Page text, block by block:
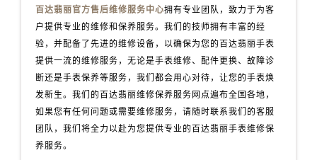
百达翡丽官方售后维修服务中心拥有专业团队，致力于为客
户提供专业的维修和保养服务。我们的技师拥有丰富的经
验，并配备了先进的维修设备，以确保为您的百达翡丽手表
提供一流的维修服务，无论是手表维修、配件更换、故障诊
断还是手表保养等服务，我们都会用心对待，让您的手表焕
发新生。我们的百达翡丽维修保养服务网点遍布全国各地，
如果您有任何问题或需要维修服务，请随时联系我们的客服
团队，我们将全力以赴为您提供专业的百达翡丽手表维修保
养服务。